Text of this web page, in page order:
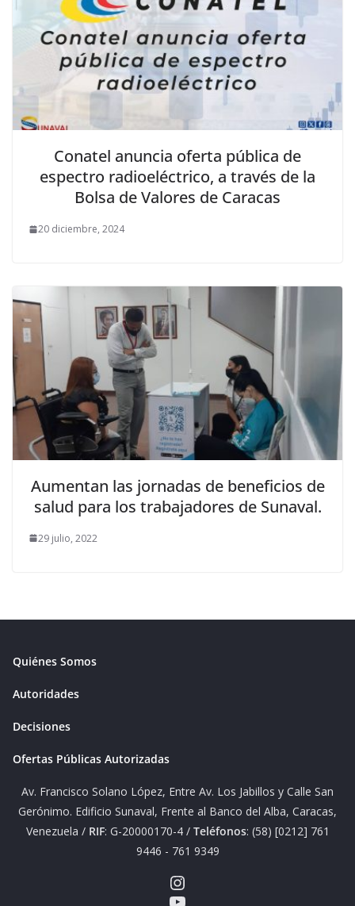
Conatel anuncia oferta pública de
espectro radioeléctrico, a través de la
Bolsa de Valores de Caracas
20 diciembre, 2024
Aumentan las jornadas de beneficios de
salud para los trabajadores de Sunaval.
29 julio, 2022
Quiénes Somos
Autoridades
Decisiones
Ofertas Públicas Autorizadas
Av. Francisco Solano López, Entre Av. Los Jabillos y Calle San
Gerónimo. Edificio Sunaval, Frente al Banco del Alba, Caracas,
Venezuela / RIF: G-20000170-4 / Teléfonos: (58) [0212] 761
9446 - 761 9349